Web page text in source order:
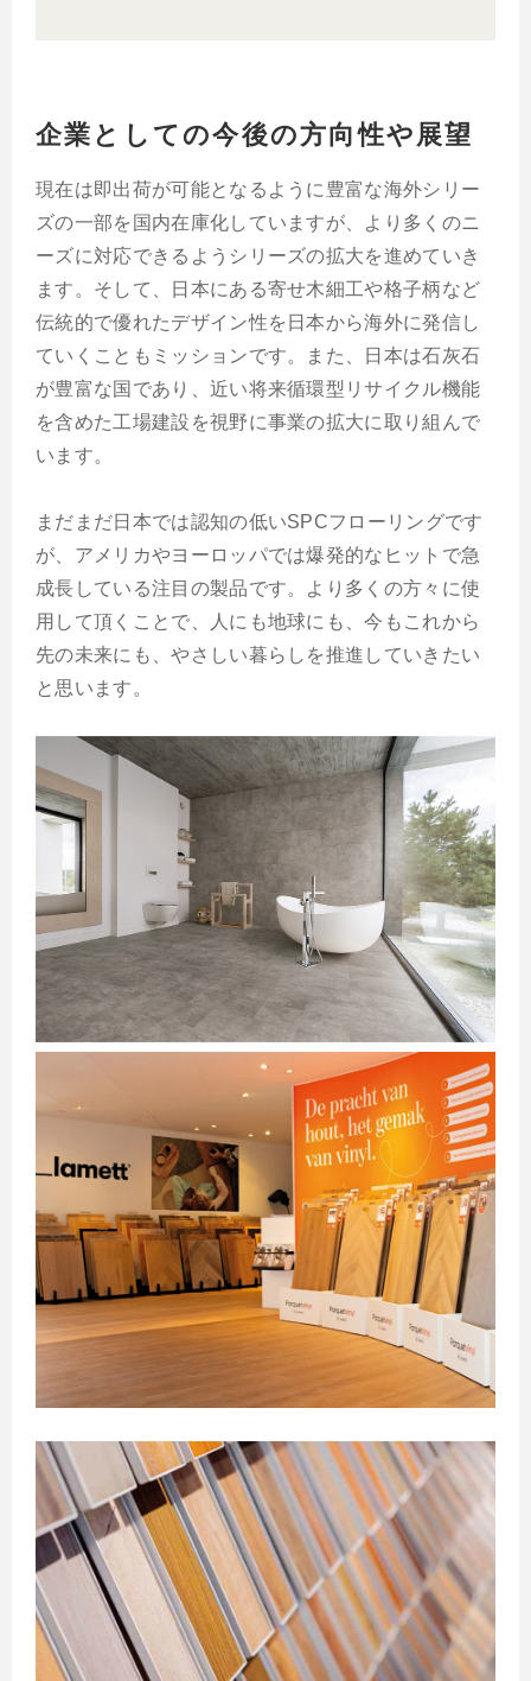
企業としての今後の方向性や展望
現在は即出荷が可能となるように豊富な海外シリー
ズの一部を国内在庫化していますが、より多くのニ
ーズに対応できるようシリーズの拡大を進めていき
ます。そして、日本にある寄せ木細工や格子柄など
伝統的で優れたデザイン性を日本から海外に発信し
ていくこともミッションです。また、日本は石灰石
が豊富な国であり、近い将来循環型リサイクル機能
を含めた工場建設を視野に事業の拡大に取り組んで
います。
まだまだ日本では認知の低いSPCフローリングです
が、アメリカやヨーロッパでは爆発的なヒットで急
成長している注目の製品です。より多くの方々に使
用して頂くことで、人にも地球にも、今もこれから
先の未来にも、やさしい暮らしを推進していきたい
と思います。